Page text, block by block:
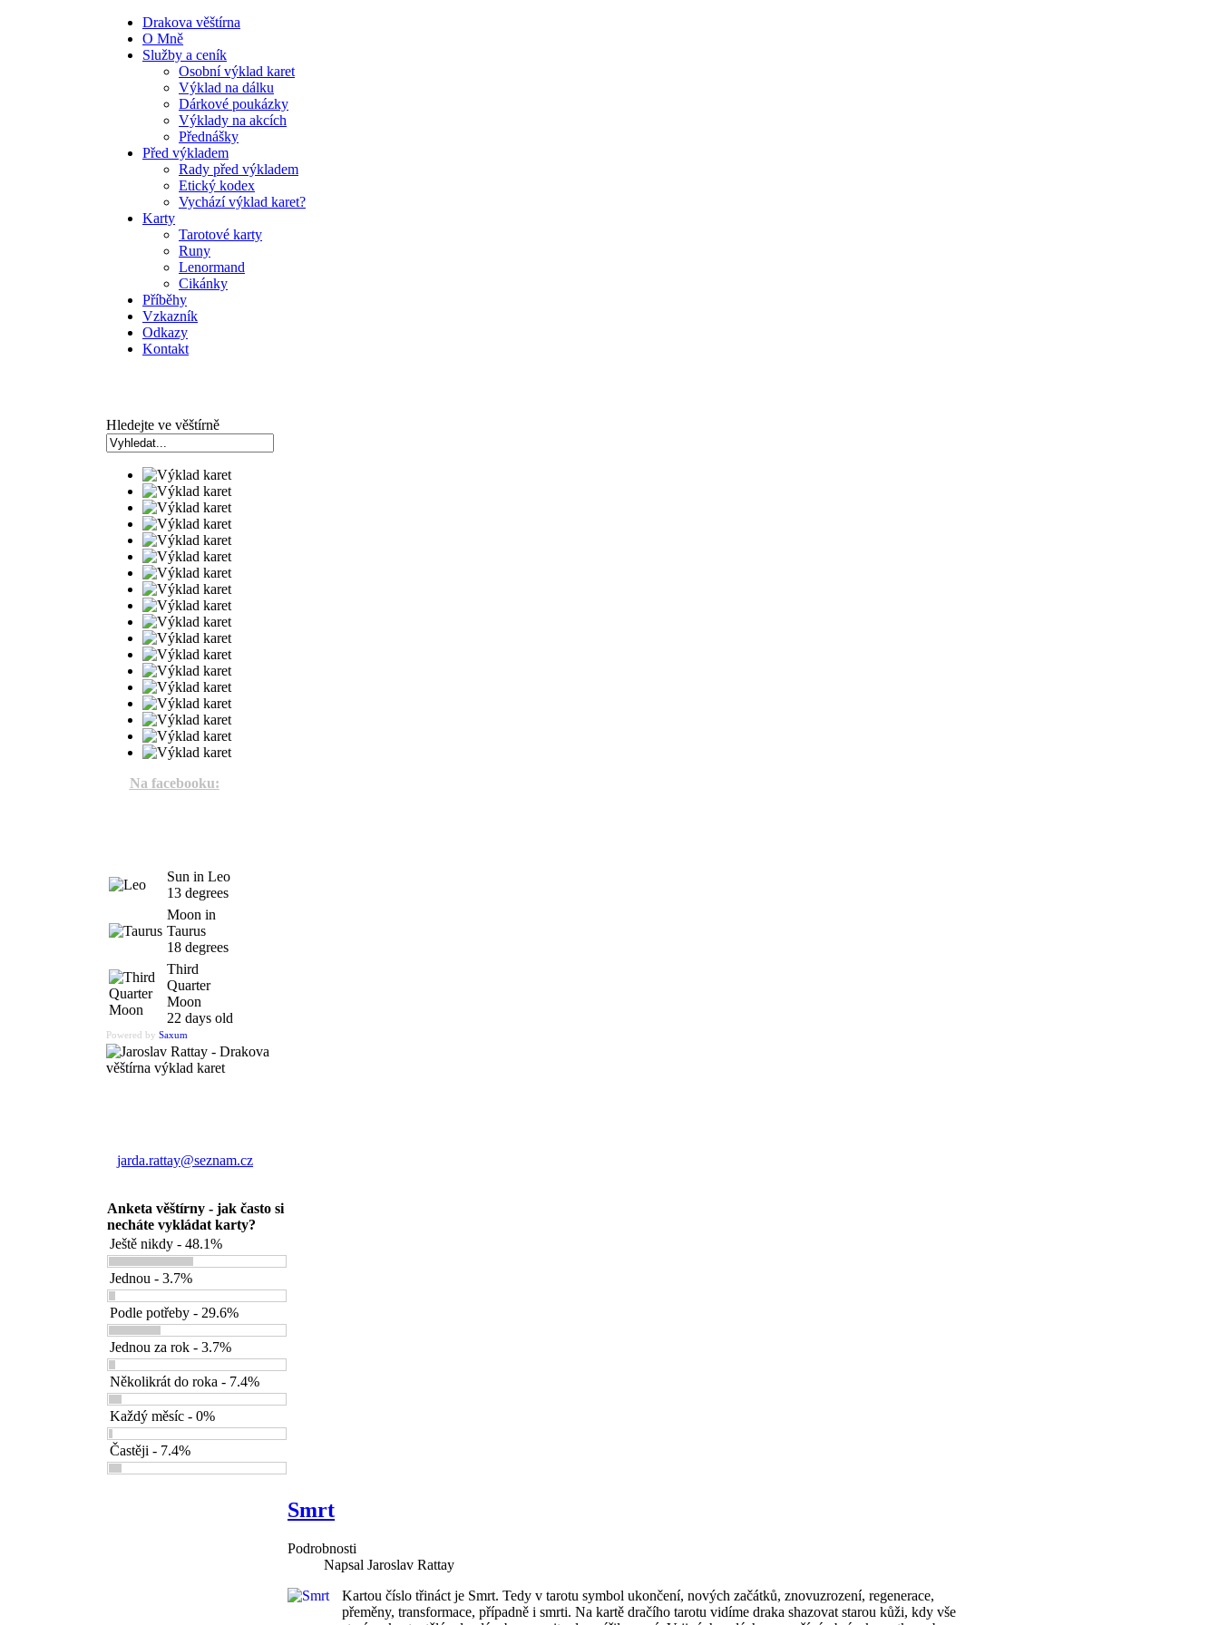
Drakova věštírna
O Mně
Služby a ceník
Osobní výklad karet
Výklad na dálku
Dárkové poukázky
Výklady na akcích
Přednášky
Před výkladem
Rady před výkladem
Etický kodex
Vychází výklad karet?
Karty
Tarotové karty
Runy
Lenormand
Cikánky
Příběhy
Vzkazník
Odkazy
Kontakt
Hledejte ve věštírně
Na facebooku:
Sun in Leo
13 degrees
Moon in
Taurus
18 degrees
Third
Quarter
Moon
22 days old
Powered by Saxum
jarda.rattay@seznam.cz
Anketa věštírny - jak často si
necháte vykládat karty?
Ještě nikdy - 48.1%
Jednou - 3.7%
Podle potřeby - 29.6%
Jednou za rok - 3.7%
Několikrát do roka - 7.4%
Každý měsíc - 0%
Častěji - 7.4%
Smrt
Podrobnosti
Napsal Jaroslav Rattay
Kartou číslo třináct je Smrt. Tedy v tarotu symbol ukončení, nových začátků, znovuzrození, regenerace,
přeměny, transformace, případně i smrti. Na kartě dračího tarotu vidíme draka shazovat starou kůži, kdy vše